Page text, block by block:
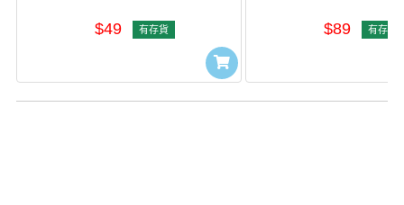
$49 有存貨 $89 有存貨